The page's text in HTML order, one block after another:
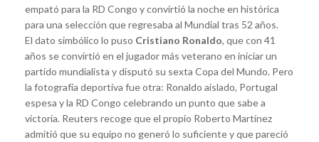
empató para la RD Congo y convirtió la noche en histórica
para una selección que regresaba al Mundial tras 52 años.
El dato simbólico lo puso Cristiano Ronaldo, que con 41
años se convirtió en el jugador más veterano en iniciar un
partido mundialista y disputó su sexta Copa del Mundo. Pero
la fotografía deportiva fue otra: Ronaldo aislado, Portugal
espesa y la RD Congo celebrando un punto que sabe a
victoria. Reuters recoge que el propio Roberto Martínez
admitió que su equipo no generó lo suficiente y que pareció